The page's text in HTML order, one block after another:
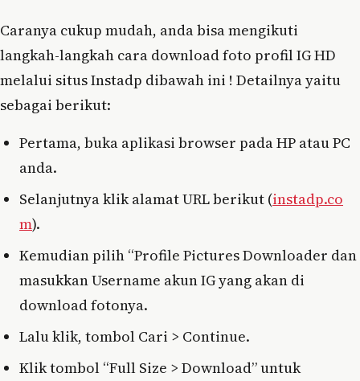
Caranya cukup mudah, anda bisa mengikuti
langkah-langkah cara download foto profil IG HD
melalui situs Instadp dibawah ini ! Detailnya yaitu
sebagai berikut:
Pertama, buka aplikasi browser pada HP atau PC
anda.
Selanjutnya klik alamat URL berikut (instadp.co
m).
Kemudian pilih “Profile Pictures Downloader dan
masukkan Username akun IG yang akan di
download fotonya.
Lalu klik, tombol Cari > Continue.
Klik tombol “Full Size > Download” untuk